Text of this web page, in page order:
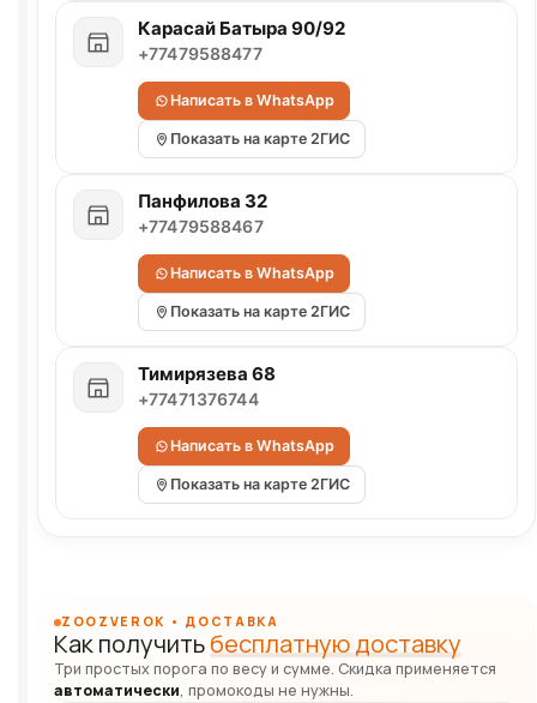
Карасай Батыра 90/92
+77479588477
Написать в WhatsApp
Показать на карте 2ГИС
Панфилова 32
+77479588467
Написать в WhatsApp
Показать на карте 2ГИС
Тимирязева 68
+77471376744
Написать в WhatsApp
Показать на карте 2ГИС
ZOOZVEROK • ДОСТАВКА
Как получитьбесплатную доставку
Три простых порога по весу и сумме. Скидка применяется
автоматически, промокоды не нужны.